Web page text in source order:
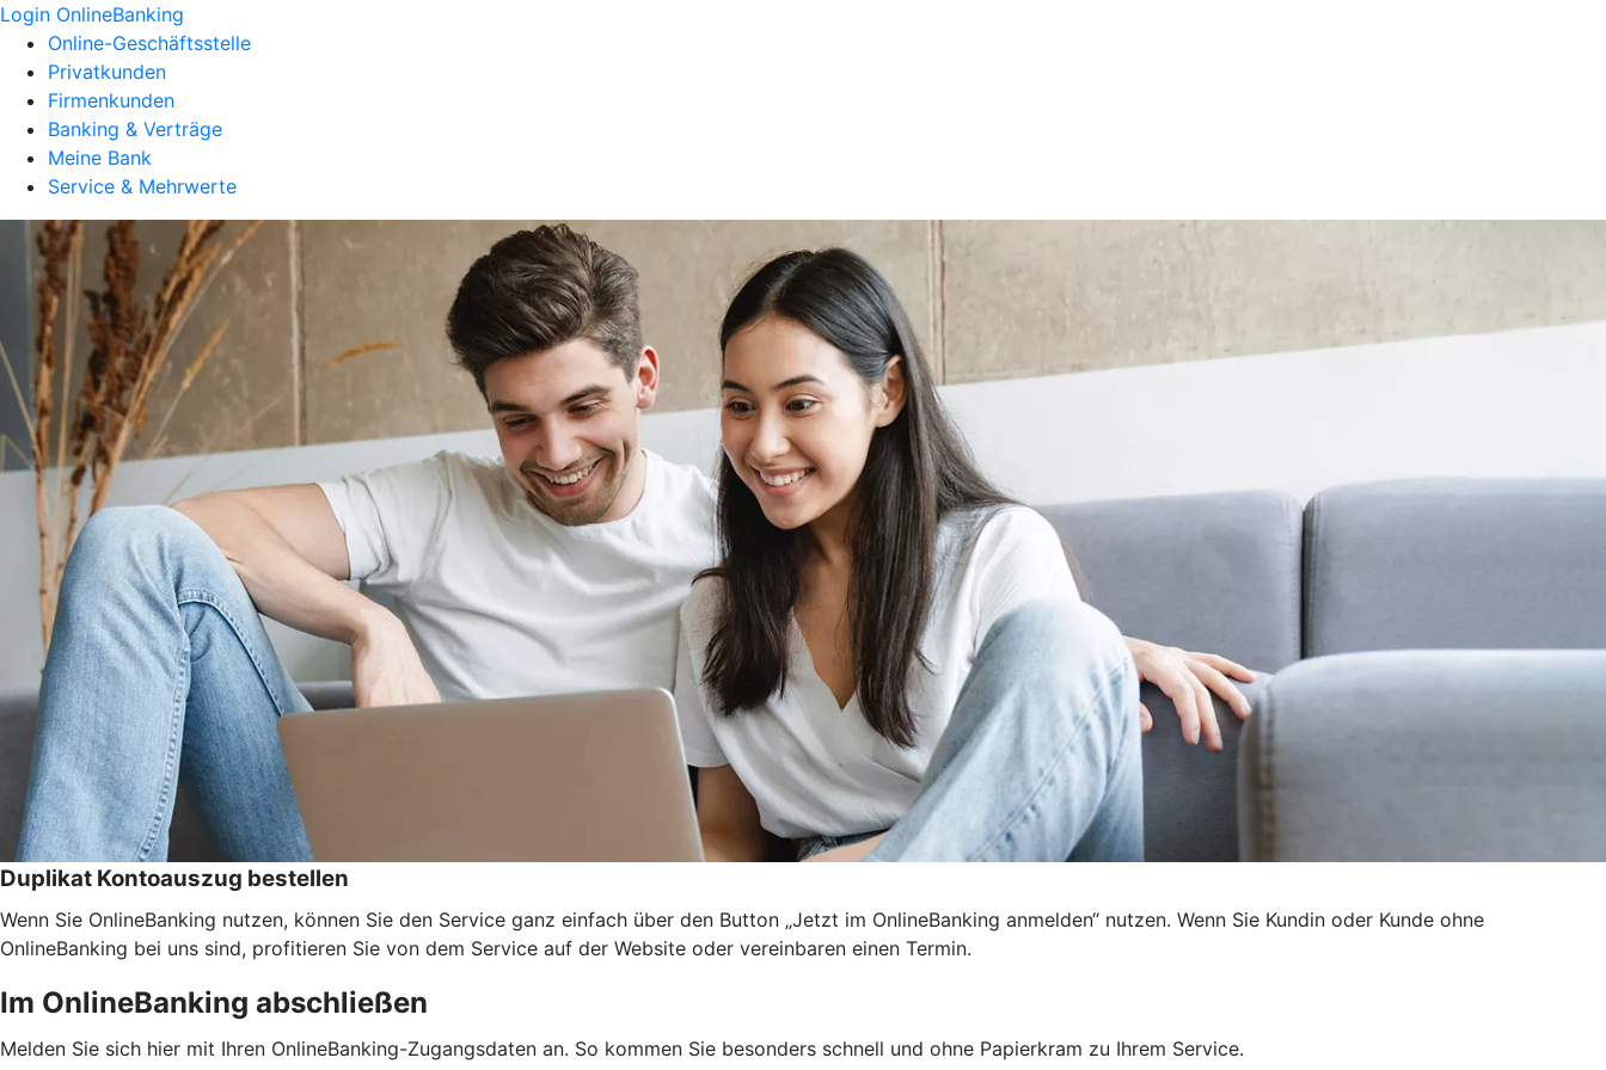
Login OnlineBanking
Online-Geschäftsstelle
Privatkunden
Firmenkunden
Banking & Verträge
Meine Bank
Service & Mehrwerte
Duplikat Kontoauszug bestellen
Wenn Sie OnlineBanking nutzen, können Sie den Service ganz einfach über den Button „Jetzt im OnlineBanking anmelden“ nutzen. Wenn Sie Kundin oder Kunde ohne
OnlineBanking bei uns sind, profitieren Sie von dem Service auf der Website oder vereinbaren einen Termin.
Im OnlineBanking abschließen
Melden Sie sich hier mit Ihren OnlineBanking-Zugangsdaten an. So kommen Sie besonders schnell und ohne Papierkram zu Ihrem Service.